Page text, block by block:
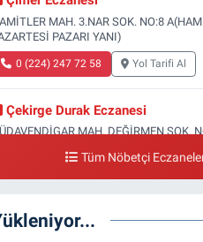
MAH. 3.NAR SOK. NO:8
PAZARI YANI)
0 (224) 247 72 58 Yol Tarifi Al
Çekirge Durak Eczanesi
MAH. DEĞİRMEN SOK.
Engin Eczanesi
Tüm Nöbetçi